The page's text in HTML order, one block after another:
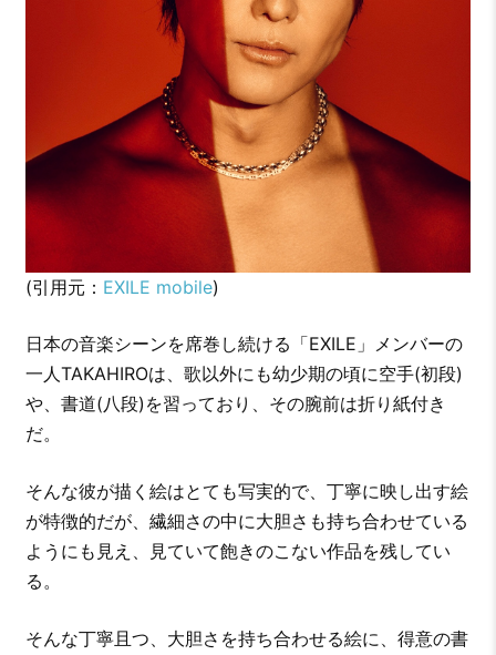
(引用元： EXILE mobile)
日本の音楽シーンを席巻し続ける「EXILE」メンバーの
一人TAKAHIROは、歌以外にも幼少期の頃に空手(初段)
や、書道(八段)を習っており、その腕前は折り紙付き
だ。
そんな彼が描く絵はとても写実的で、丁寧に映し出す絵
が特徴的だが、繊細さの中に大胆さも持ち合わせている
ようにも見え、見ていて飽きのこない作品を残してい
る。
そんな丁寧且つ、大胆さを持ち合わせる絵に、得意の書